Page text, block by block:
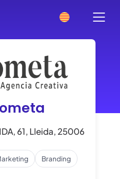
61, Lleida, 25006
Branding